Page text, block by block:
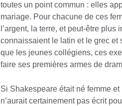
toutes un point commun : elles
mariage. Pour chacune de ces
l’argent, la terre, et peut-être
connaissaient le latin et le grec et
que les jeunes collégiens, ces
faire ses premières armes de
Si Shakespeare était né femme
n’aurait certainement pas écrit